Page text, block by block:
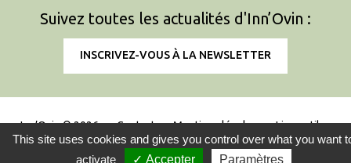
Suivez toutes les actualités d'Inn’Ovin :
INSCRIVEZ-VOUS À LA NEWSLETTER
Inn’Ovin © 2026 Contact Mentions légales Liens utiles
Information sur l'utilisation des cookies
This site uses cookies and gives you control over what you want
activate
✓ Accepter Paramètres